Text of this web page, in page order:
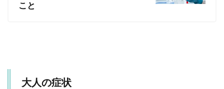
こと
大人の症状